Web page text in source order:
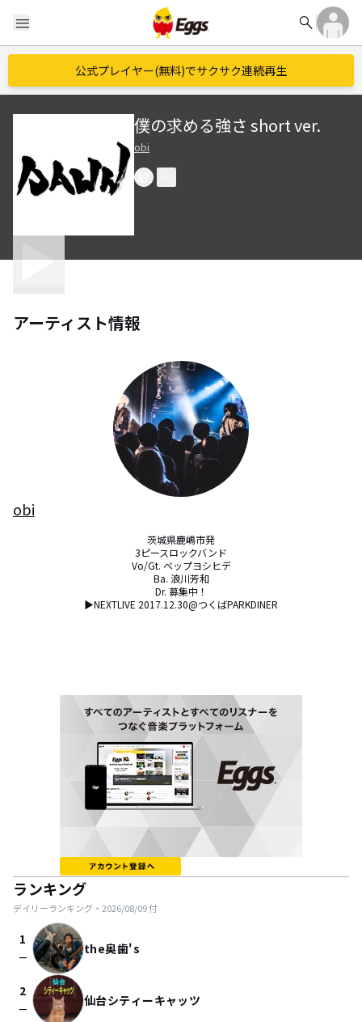
menu search
公式プレイヤー(無料)でサクサク連続再生
僕の求める強さ short ver.
obi
アーティスト情報
obi
茨城県鹿嶋市発
3ピースロックバンド
Vo/Gt. ベップヨシヒデ
Ba. 浪川芳和
Dr. 募集中！
▶︎NEXTLIVE 2017.12.30@つくばPARKDINER
ランキング
デイリーランキング・ 2026/08/09付
1
check_indeterminate_small the奥歯's
2
check_indeterminate_small 仙台シティーキャッツ